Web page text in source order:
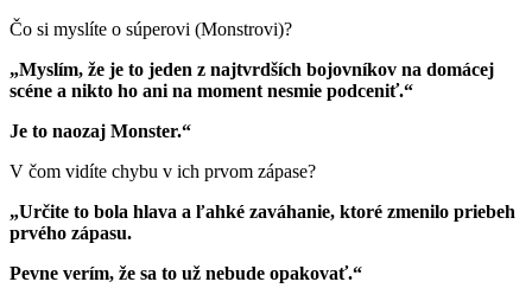
Čo si myslíte o súperovi (Monstrovi)?
„Myslím, že je to jeden z najtvrdších bojovníkov na domácej
scéne a nikto ho ani na moment nesmie podceniť.“
Je to naozaj Monster.“
V čom vidíte chybu v ich prvom zápase?
„Určite to bola hlava a ľahké zaváhanie, ktoré zmenilo priebeh
prvého zápasu.
Pevne verím, že sa to už nebude opakovať.“